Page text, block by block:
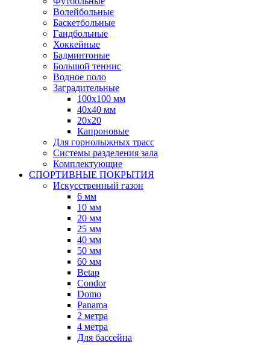
Волейбольные
Баскетбольные
Гандбольные
Хоккейные
Бадминтоные
Большой теннис
Водное поло
Заградительные
100х100 мм
40х40 мм
20х20
Капроновые
Для горнолыжных трасс
Системы разделения зала
Комплектующие
СПОРТИВНЫЕ ПОКРЫТИЯ
Искусственный газон
6 мм
10 мм
20 мм
25 мм
40 мм
50 мм
60 мм
Betap
Condor
Domo
Panama
2 метра
4 метра
Для бассейна